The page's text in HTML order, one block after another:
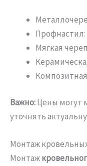
Профнастил:
Мягкая
Важно:Цены могут
уточнять
Монтаж
Монтаж